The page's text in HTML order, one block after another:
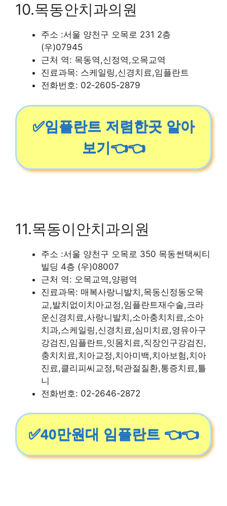
10.목동안치과의원
주소 :서울 양천구 오목로 231 2층
(우)07945
근처 역: 목동역,신정역,오목교역
진료과목: 스케일링,신경치료,임플란트
전화번호: 02-2605-2879
✅임플란트 저렴한곳 알아
보기👈👈
11.목동이안치과의원
주소 :서울 양천구 오목로 350 목동썬택씨티
빌딩 4층 (우)08007
근처 역: 오목교역,양평역
진료과목: 매복사랑니발치,목동신정동오목
교,발치없이치아교정,임플란트재수술,크라
운신경치료,사랑니발치,소아충치치료,소아
치과,스케일링,신경치료,심미치료,영유아구
강검진,임플란트,잇몸치료,직장인구강검진,
충치치료,치아교정,치아미백,치아보험,치아
진료,클리피씨교정,턱관절질환,통증치료,틀
니
전화번호: 02-2646-2872
✅40만원대 임플란트 👈👈